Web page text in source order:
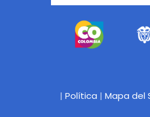
| Política | Mapa del